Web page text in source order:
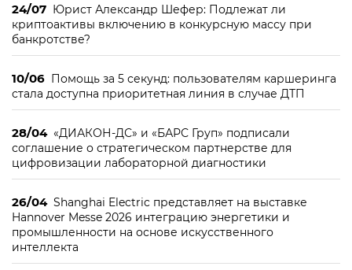
24/07 Юрист Александр Шефер: Подлежат ли
криптоактивы включению в конкурсную массу при
банкротстве?
10/06 Помощь за 5 секунд: пользователям каршеринга
стала доступна приоритетная линия в случае ДТП
28/04 «ДИАКОН-ДС» и «БАРС Груп» подписали
соглашение о стратегическом партнерстве для
цифровизации лабораторной диагностики
26/04 Shanghai Electric представляет на выставке
Hannover Messe 2026 интеграцию энергетики и
промышленности на основе искусственного
интеллекта